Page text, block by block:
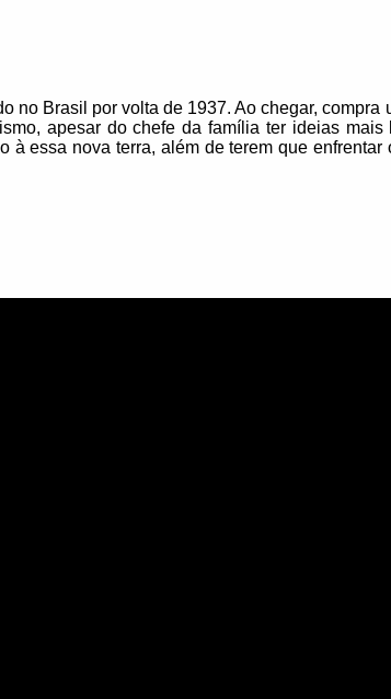
no Brasil por volta de 1937. Ao chegar, compra
apesar do chefe da família ter ideias
à essa nova terra, além de terem que enfrentar